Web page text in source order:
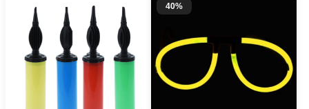
40%